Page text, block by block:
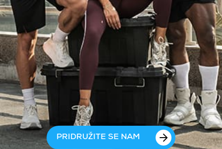
PRIDRUŽITE SE NAM